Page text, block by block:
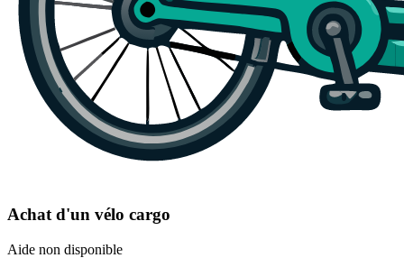
Achat d'un vélo cargo
Aide non disponible